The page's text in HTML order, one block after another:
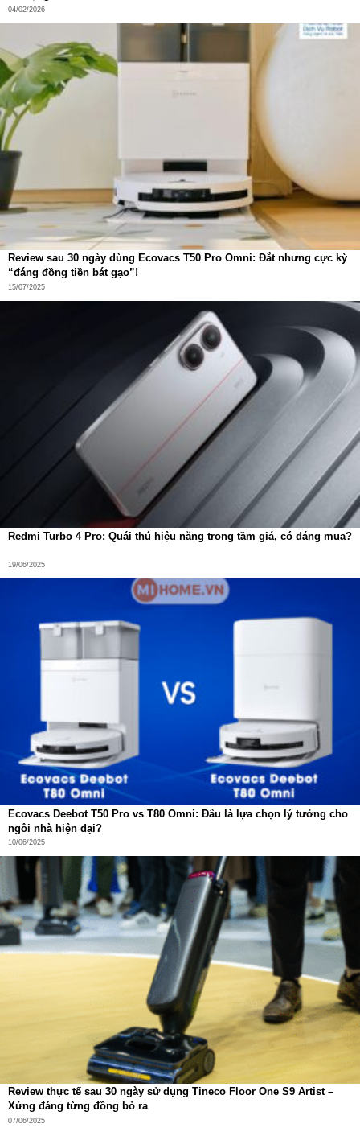
04/02/2026
Review sau 30 ngày dùng Ecovacs T50 Pro Omni: Đắt nhưng cực kỳ
“đáng đồng tiền bát gạo”!
15/07/2025
Redmi Turbo 4 Pro: Quái thú hiệu năng trong tầm giá, có đáng mua?
19/06/2025
Ecovacs Deebot T50 Pro vs T80 Omni: Đâu là lựa chọn lý tưởng cho
ngôi nhà hiện đại?
10/06/2025
Review thực tế sau 30 ngày sử dụng Tineco Floor One S9 Artist –
Xứng đáng từng đồng bỏ ra
07/06/2025